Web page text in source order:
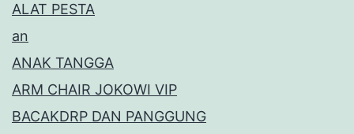
ALAT PESTA
an
ANAK TANGGA
ARM CHAIR JOKOWI VIP
BACAKDRP DAN PANGGUNG